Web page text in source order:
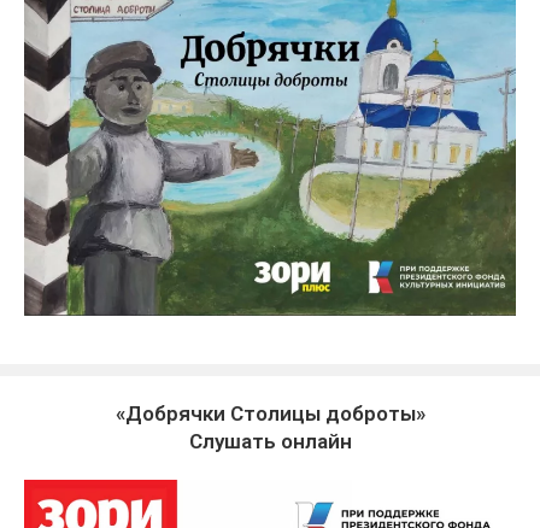
«Добрячки Столицы доброты»
Слушать онлайн